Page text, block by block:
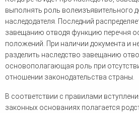
выполнять роль волеизъявительного
наследодателя. Последний
завещанию отводя функцию перечня
положений. При наличии документа и
разделить наследство завещанию
основополагающая роль при
отношении законодательства страны.
В соответствии с правилами
законных основаниях полагается